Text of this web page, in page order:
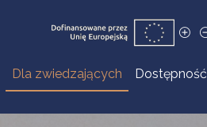
Dla zwiedzających Dostępność